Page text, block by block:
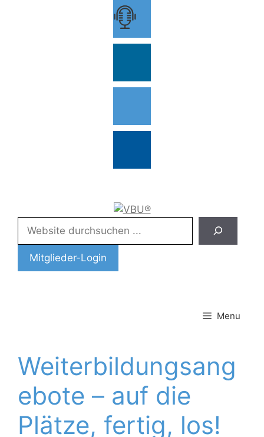
Mitglieder-Login
Menu
Weiterbildungsang
ebote – auf die
Plätze, fertig, los!